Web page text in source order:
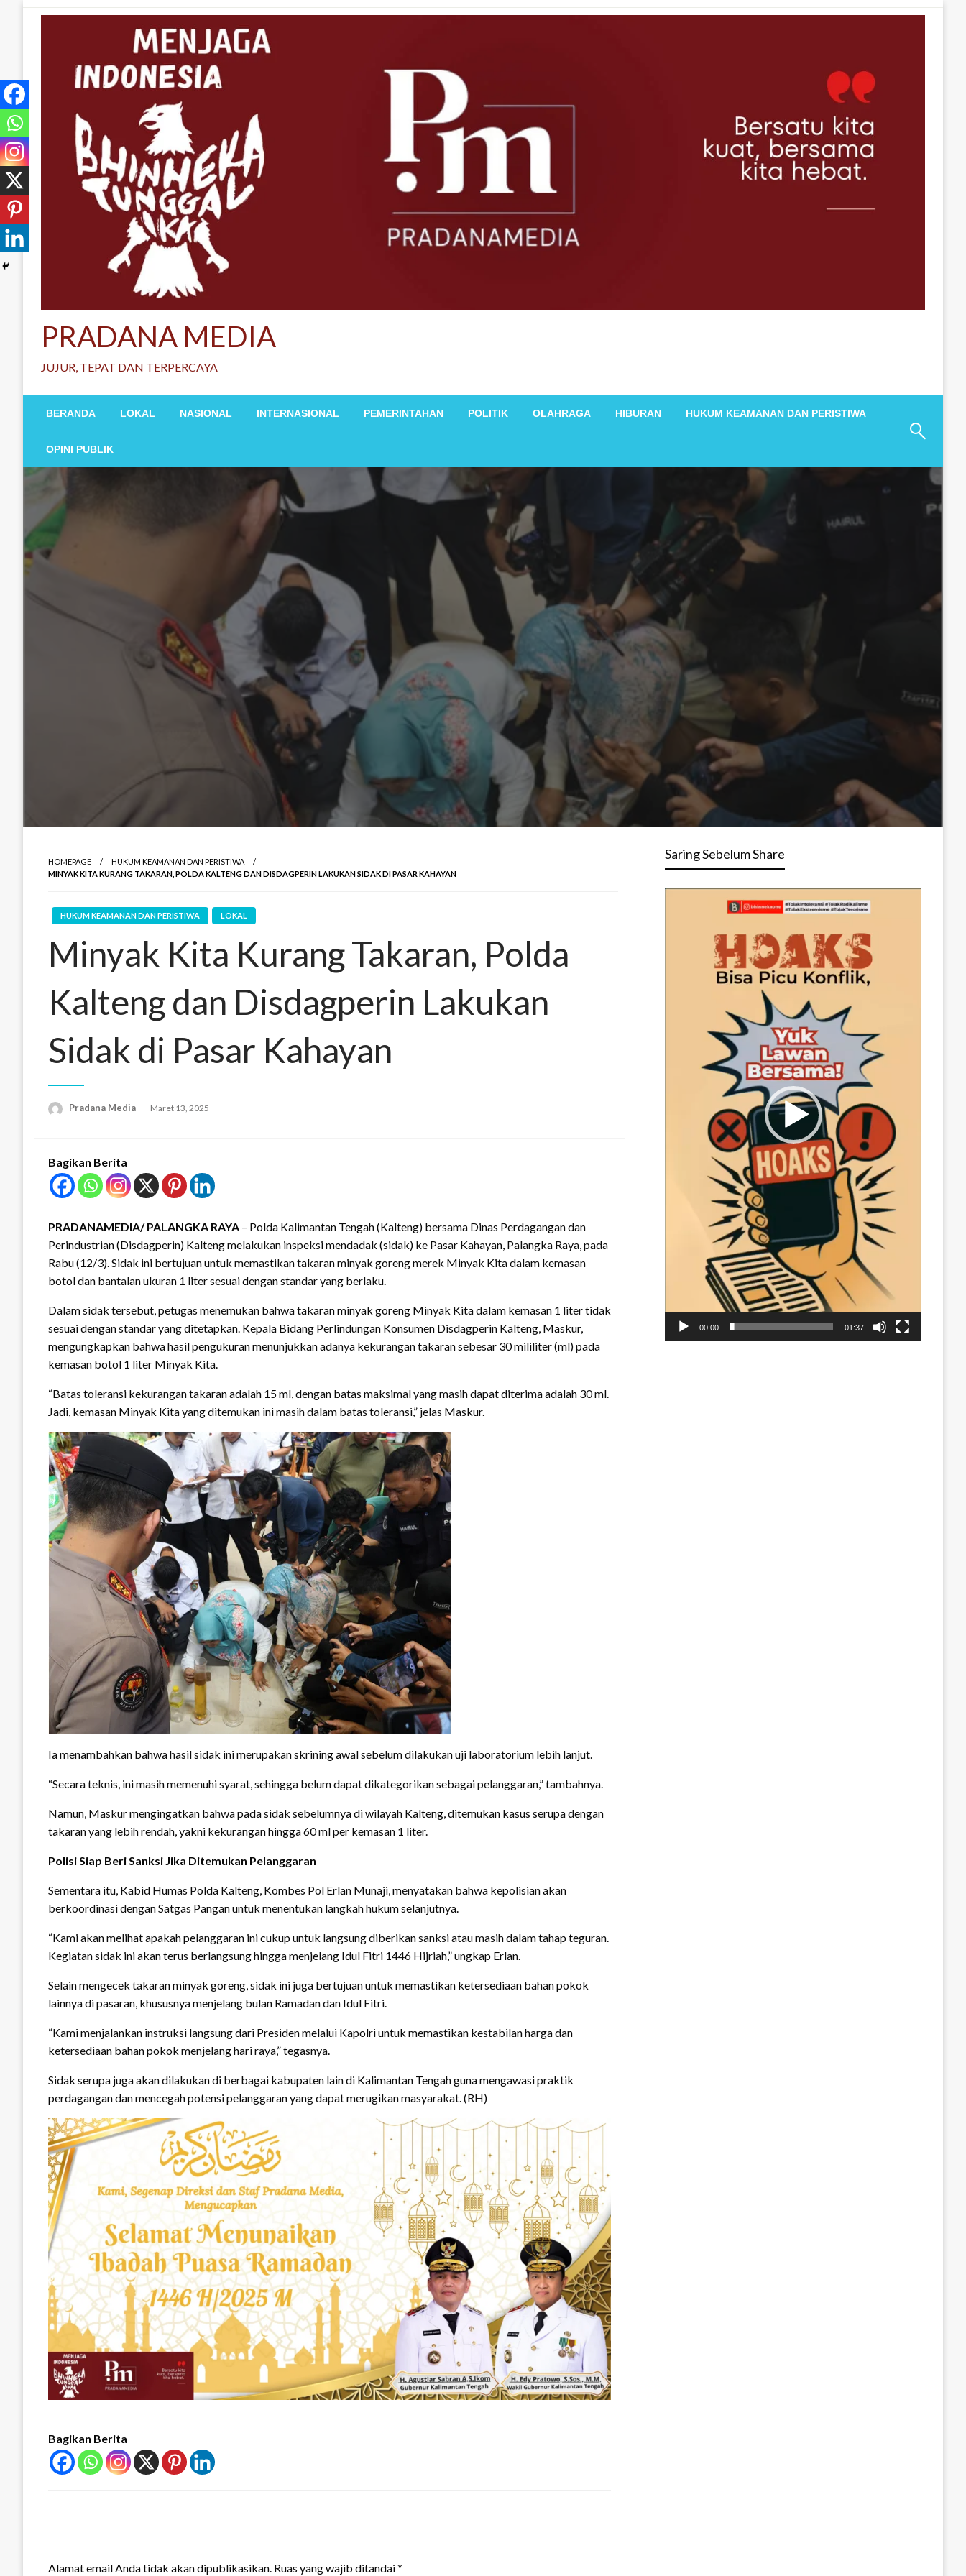
PRADANA MEDIA
JUJUR, TEPAT DAN TERPERCAYA
BERANDA LOKAL NASIONAL INTERNASIONAL PEMERINTAHAN POLITIK OLAHRAGA HIBURAN HUKUM KEAMANAN DAN PERISTIWA
OPINI PUBLIK
HOMEPAGE
HUKUM KEAMANAN DAN PERISTIWA
MINYAK KITA KURANG TAKARAN, POLDA KALTENG DAN DISDAGPERIN LAKUKAN SIDAK DI PASAR KAHAYAN
HUKUM KEAMANAN DAN PERISTIWA LOKAL
Minyak Kita Kurang Takaran, Polda
Kalteng dan Disdagperin Lakukan
Sidak di Pasar Kahayan
Pradana Media Maret 13, 2025
Bagikan Berita
PRADANAMEDIA/ PALANGKA RAYA – Polda Kalimantan Tengah (Kalteng) bersama Dinas Perdagangan dan
Perindustrian (Disdagperin) Kalteng melakukan inspeksi mendadak (sidak) ke Pasar Kahayan, Palangka Raya, pada
Rabu (12/3). Sidak ini bertujuan untuk memastikan takaran minyak goreng merek Minyak Kita dalam kemasan
botol dan bantalan ukuran 1 liter sesuai dengan standar yang berlaku.
Dalam sidak tersebut, petugas menemukan bahwa takaran minyak goreng Minyak Kita dalam kemasan 1 liter tidak
sesuai dengan standar yang ditetapkan. Kepala Bidang Perlindungan Konsumen Disdagperin Kalteng, Maskur,
mengungkapkan bahwa hasil pengukuran menunjukkan adanya kekurangan takaran sebesar 30 mililiter (ml) pada
kemasan botol 1 liter Minyak Kita.
“Batas toleransi kekurangan takaran adalah 15 ml, dengan batas maksimal yang masih dapat diterima adalah 30 ml.
Jadi, kemasan Minyak Kita yang ditemukan ini masih dalam batas toleransi,” jelas Maskur.
Ia menambahkan bahwa hasil sidak ini merupakan skrining awal sebelum dilakukan uji laboratorium lebih lanjut.
“Secara teknis, ini masih memenuhi syarat, sehingga belum dapat dikategorikan sebagai pelanggaran,” tambahnya.
Namun, Maskur mengingatkan bahwa pada sidak sebelumnya di wilayah Kalteng, ditemukan kasus serupa dengan
takaran yang lebih rendah, yakni kekurangan hingga 60 ml per kemasan 1 liter.
Polisi Siap Beri Sanksi Jika Ditemukan Pelanggaran
Sementara itu, Kabid Humas Polda Kalteng, Kombes Pol Erlan Munaji, menyatakan bahwa kepolisian akan
berkoordinasi dengan Satgas Pangan untuk menentukan langkah hukum selanjutnya.
“Kami akan melihat apakah pelanggaran ini cukup untuk langsung diberikan sanksi atau masih dalam tahap teguran.
Kegiatan sidak ini akan terus berlangsung hingga menjelang Idul Fitri 1446 Hijriah,” ungkap Erlan.
Selain mengecek takaran minyak goreng, sidak ini juga bertujuan untuk memastikan ketersediaan bahan pokok
lainnya di pasaran, khususnya menjelang bulan Ramadan dan Idul Fitri.
“Kami menjalankan instruksi langsung dari Presiden melalui Kapolri untuk memastikan kestabilan harga dan
ketersediaan bahan pokok menjelang hari raya,” tegasnya.
Sidak serupa juga akan dilakukan di berbagai kabupaten lain di Kalimantan Tengah guna mengawasi praktik
perdagangan dan mencegah potensi pelanggaran yang dapat merugikan masyarakat. (RH)
Bagikan Berita
Alamat email Anda tidak akan dipublikasikan. Ruas yang wajib ditandai*
Saring Sebelum Share
00:00 01:37